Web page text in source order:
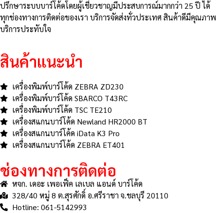
ปรึกษาระบบบาร์โค้ดโดยผู้เชี่ยวชาญมีประสบการณ์มากกว่า 25 ปี ได้
ทุกช่องทางการติดต่อของเรา บริการจัดส่งทั่วประเทศ สินค้าดีมีคุณภาพ
บริการประทับใจ
สินค้าแนะนำ
เครื่องพิมพ์บาร์โค้ด ZEBRA ZD230
เครื่องพิมพ์บาร์โค้ด SBARCO T43RC
เครื่องพิมพ์บาร์โค้ด TSC TE210
เครื่องสแกนบาร์โค้ด Newland HR2000 BT
เครื่องสแกนบาร์โค้ด iData K3 Pro
เครื่องสแกนบาร์โค้ด ZEBRA ET401
ช่องทางการติดต่อ
หจก. เดอะ เพอเฟ็ค เลเบล แอนด์ บาร์โค้ด
328/40 หมู่ 8 ต.สุรศักดิ์ อ.ศรีราชา จ.ชลบุรี 20110
Hotline: 061-5142993